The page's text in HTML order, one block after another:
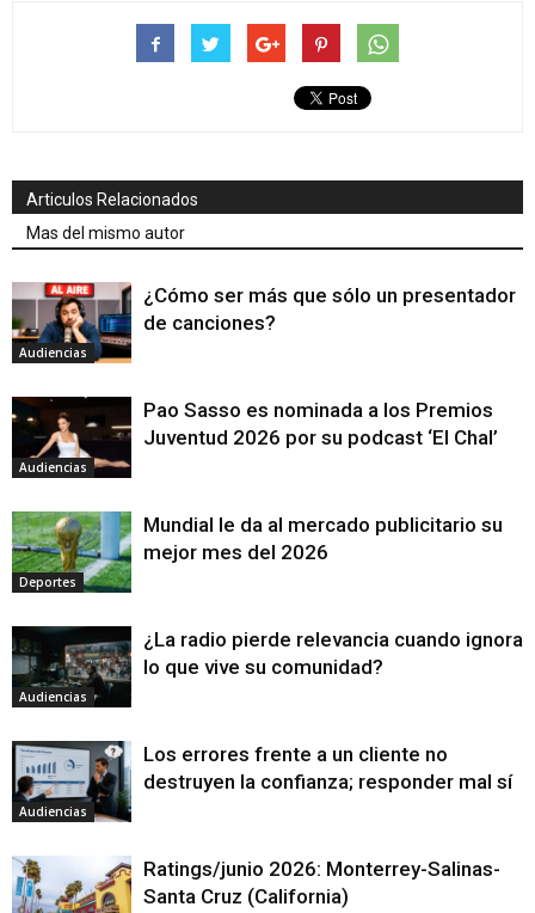
Articulos Relacionados
Mas del mismo autor
Audiencias
¿Cómo ser más que sólo un presentador
de canciones?
Audiencias
Pao Sasso es nominada a los Premios
Juventud 2026 por su podcast ‘El Chal’
Deportes
Mundial le da al mercado publicitario su
mejor mes del 2026
Audiencias
¿La radio pierde relevancia cuando ignora
lo que vive su comunidad?
Audiencias
Los errores frente a un cliente no
destruyen la confianza; responder mal sí
Ratings/junio 2026: Monterrey-Salinas-
Santa Cruz (California)